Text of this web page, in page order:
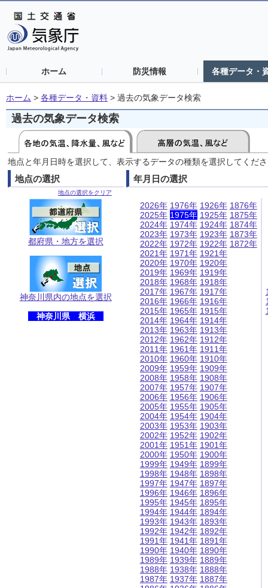
ホーム 防災情報 各種データ・
ホーム > 各種データ・資料 > 過去の気象データ検索
過去の気象データ検索
地点と年月日時を選択して、表示するデータの種類を選択してくだ
地点の選択
地点の選択をクリア
都府県・地方を選択
神奈川県内の地点を選択
神奈川県 横浜
年月日の選択
2026年
2025年
2024年
2023年
2022年
2021年
2020年
2019年
2018年
2017年
2016年
2015年
2014年
2013年
2012年
2011年
2010年
2009年
2008年
2007年
2006年
2005年
2004年
2003年
2002年
2001年
2000年
1999年
1998年
1997年
1996年
1995年
1994年
1993年
1992年
1991年
1990年
1989年
1988年
1987年
1976年
1975年
1974年
1973年
1972年
1971年
1970年
1969年
1968年
1967年
1966年
1965年
1964年
1963年
1962年
1961年
1960年
1959年
1958年
1957年
1956年
1955年
1954年
1953年
1952年
1951年
1950年
1949年
1948年
1947年
1946年
1945年
1944年
1943年
1942年
1941年
1940年
1939年
1938年
1937年
1926年
1925年
1924年
1923年
1922年
1921年
1920年
1919年
1918年
1917年
1916年
1915年
1914年
1913年
1912年
1911年
1910年
1909年
1908年
1907年
1906年
1905年
1904年
1903年
1902年
1901年
1900年
1899年
1898年
1897年
1896年
1895年
1894年
1893年
1892年
1891年
1890年
1889年
1888年
1887年
1876年
1875年
1874年
1873年
1872年